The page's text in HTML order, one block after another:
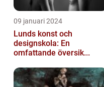
09 januari 2024
Lunds konst och
designskola: En
omfattande översik...